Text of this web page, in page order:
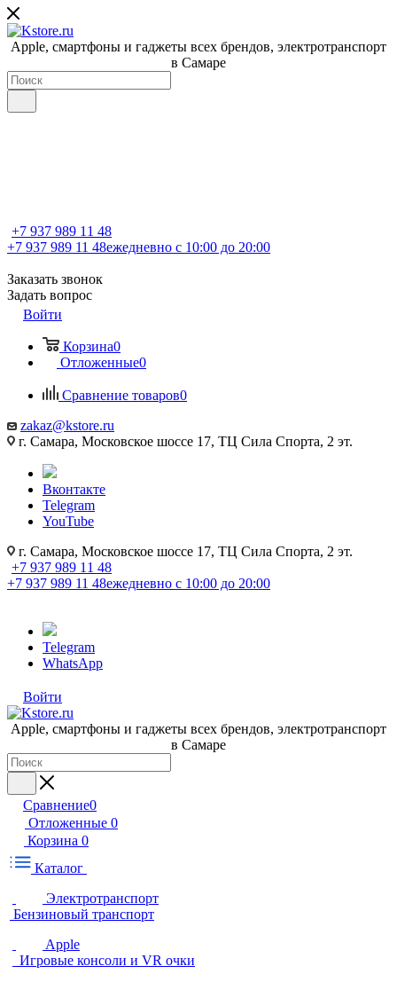
Apple, cмартфоны и гаджеты всех брендов, электротранспорт
в Самаре
+7 937 989 11 48
+7 937 989 11 48ежедневно с 10:00 до 20:00
Заказать звонок
Задать вопрос
Войти
Корзина0
Отложенные0
Сравнение товаров0
zakaz@kstore.ru
г. Самара, Московское шоссе 17, ТЦ Сила Спорта, 2 эт.
Вконтакте
Telegram
YouTube
г. Самара, Московское шоссе 17, ТЦ Сила Спорта, 2 эт.
+7 937 989 11 48
+7 937 989 11 48ежедневно с 10:00 до 20:00
Telegram
WhatsApp
Войти
Apple, cмартфоны и гаджеты всех брендов, электротранспорт
в Самаре
Сравнение0
Отложенные 0
Корзина 0
Каталог
Электротранспорт
Бензиновый транспорт
Apple
Игровые консоли и VR очки